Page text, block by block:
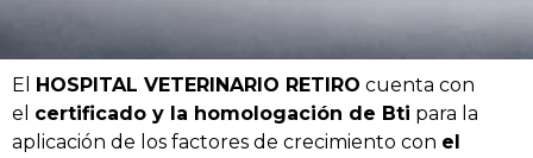
El HOSPITAL VETERINARIO RETIRO cuenta con
el certificado y la homologación de Bti para la
aplicación de los factores de crecimiento con el